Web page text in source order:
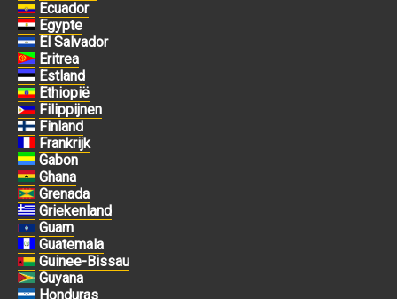
Ecuador
Egypte
El Salvador
Eritrea
Estland
Ethiopië
Filippijnen
Finland
Frankrijk
Gabon
Ghana
Grenada
Griekenland
Guam
Guatemala
Guinee-Bissau
Guyana
Honduras